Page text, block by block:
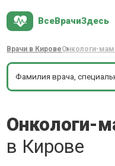
ВсеВрачиЗдесь
Врачи в КировеОнкологи-
Онкологи-
в Кирове